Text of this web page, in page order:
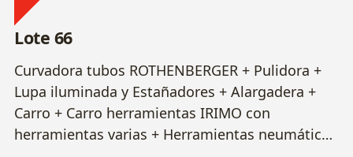
Lote 66
Curvadora tubos ROTHENBERGER + Pulidora +
Lupa iluminada y Estañadores + Alargadera +
Carro + Carro herramientas IRIMO con
herramientas varias + Herramientas neumáticas